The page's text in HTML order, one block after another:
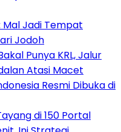
Mal Jadi Tempat
Jodoh
Punya KRL, Jalur
Atasi Macet
Resmi Dibuka di
di 150 Portal